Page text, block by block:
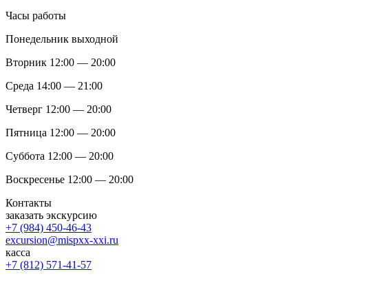
Часы работы
Понедельник выходной
Вторник 12:00 — 20:00
Среда 14:00 — 21:00
Четверг 12:00 — 20:00
Пятница 12:00 — 20:00
Суббота 12:00 — 20:00
Воскресенье 12:00 — 20:00
Контакты
заказать экскурсию
+7 (984) 450-46-43
excursion@mispxx-xxi.ru
касса
+7 (812) 571-41-57